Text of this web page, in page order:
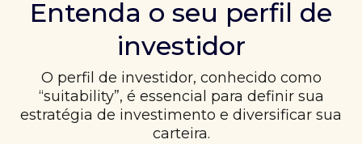
Entenda o seu perfil de
investidor
O perfil de investidor, conhecido como
“suitability”, é essencial para definir sua
estratégia de investimento e diversificar sua
carteira.